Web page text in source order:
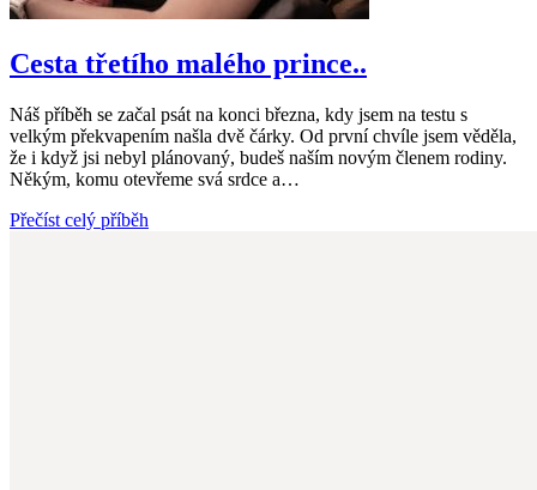
Cesta třetího malého prince..
Náš příběh se začal psát na konci března, kdy jsem na testu s
velkým překvapením našla dvě čárky. Od první chvíle jsem věděla,
že i když jsi nebyl plánovaný, budeš naším novým členem rodiny.
Někým, komu otevřeme svá srdce a…
Přečíst celý příběh